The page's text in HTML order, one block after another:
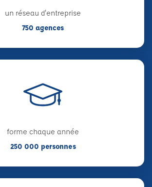
un réseau d'entreprise
750 agences
forme chaque année
250 000 personnes